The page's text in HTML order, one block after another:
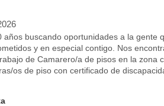
años buscando oportunidades a la gente
y en especial contigo. Nos
de Camarero/a de pisos en la zona
os de piso con certificado de